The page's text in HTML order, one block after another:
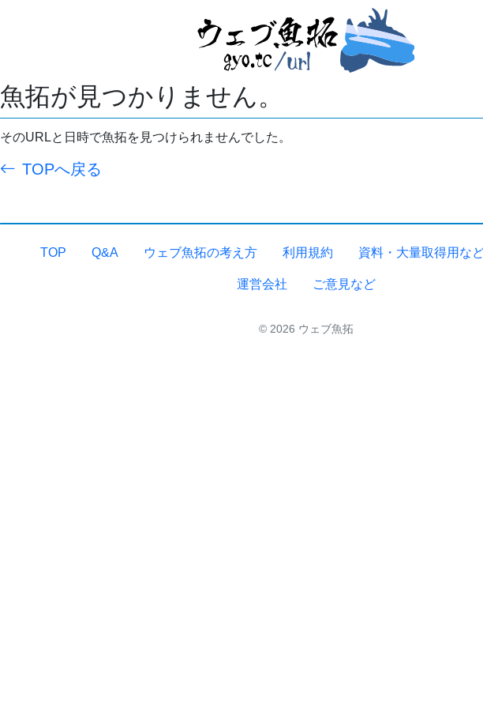
魚拓が見つかりません。
そのURLと日時で魚拓を見つけられませんでした。
TOPへ戻る
TOP Q&A ウェブ魚拓の考え方 利用規約 資料・大量取得用な
運営会社 ご意見など
© 2026 ウェブ魚拓